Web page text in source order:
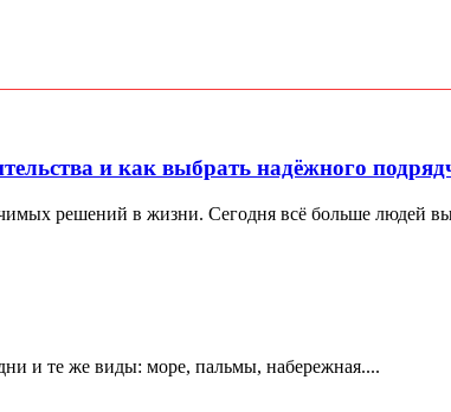
и как выбрать надёжного
решений в жизни. Сегодня всё больше людей
и те же виды: море, пальмы, набережная....